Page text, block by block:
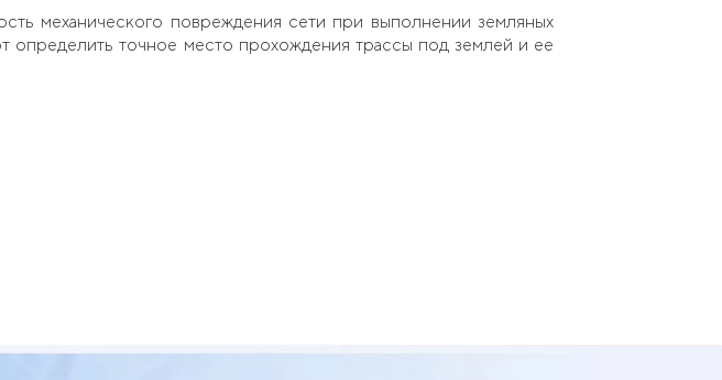
механического повреждения сети при выполнении земляных
определить точное место прохождения трассы под землей и ее